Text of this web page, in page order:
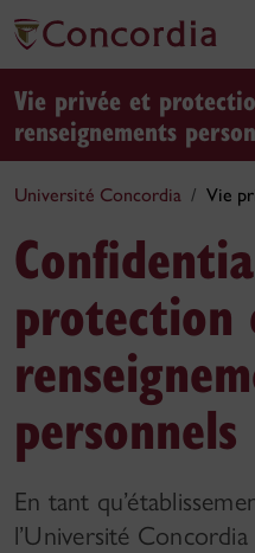
Vie privée et
renseignements
Université Concordia Vie
protection
personnels
En tant
l’Université